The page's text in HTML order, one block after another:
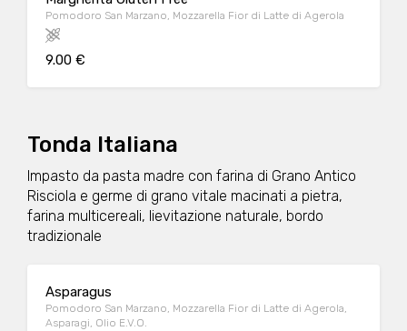
Pomodoro San Marzano, Mozzarella Fior di Latte di Agerola
9.00 €
Tonda Italiana
Impasto da pasta madre con farina di Grano Antico
Risciola e germe di grano vitale macinati a pietra,
farina multicereali, lievitazione naturale, bordo
tradizionale
Asparagus
Pomodoro San Marzano, Mozzarella Fior di Latte di Agerola,
Asparagi, Olio E.V.O.